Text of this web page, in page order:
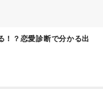
！？恋愛診断で分かる出